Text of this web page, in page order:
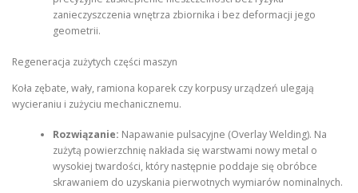
zanieczyszczenia wnętrza zbiornika i bez deformacji jego
geometrii.
Regeneracja zużytych części maszyn
Koła zębate, wały, ramiona koparek czy korpusy urządzeń ulegają
wycieraniu i zużyciu mechanicznemu.
Rozwiązanie: Napawanie pulsacyjne (Overlay Welding). Na
zużytą powierzchnię nakłada się warstwami nowy metal o
wysokiej twardości, który następnie poddaje się obróbce
skrawaniem do uzyskania pierwotnych wymiarów nominalnych.